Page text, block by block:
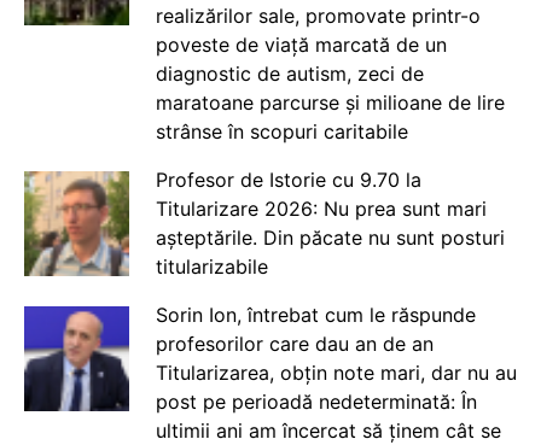
realizărilor sale, promovate printr-o
poveste de viață marcată de un
diagnostic de autism, zeci de
maratoane parcurse și milioane de lire
strânse în scopuri caritabile
Profesor de Istorie cu 9.70 la
Titularizare 2026: Nu prea sunt mari
așteptările. Din păcate nu sunt posturi
titularizabile
Sorin Ion, întrebat cum le răspunde
profesorilor care dau an de an
Titularizarea, obțin note mari, dar nu au
post pe perioadă nedeterminată: În
ultimii ani am încercat să ținem cât se